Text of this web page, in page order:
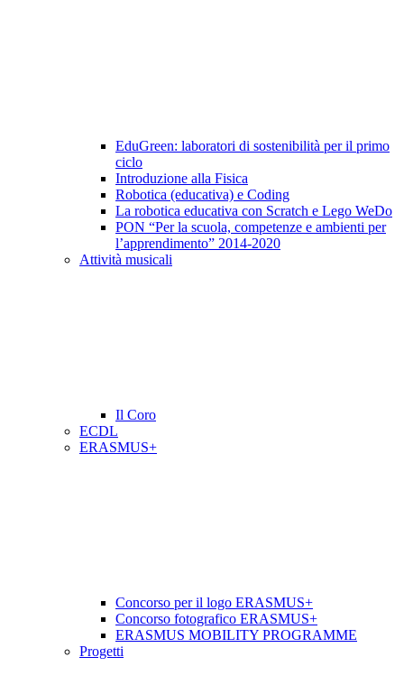
EduGreen: laboratori di sostenibilità per il primo
ciclo
Introduzione alla Fisica
Robotica (educativa) e Coding
La robotica educativa con Scratch e Lego WeDo
PON “Per la scuola, competenze e ambienti per
l’apprendimento” 2014-2020
Attività musicali
Il Coro
ECDL
ERASMUS+
Concorso per il logo ERASMUS+
Concorso fotografico ERASMUS+
ERASMUS MOBILITY PROGRAMME
Progetti